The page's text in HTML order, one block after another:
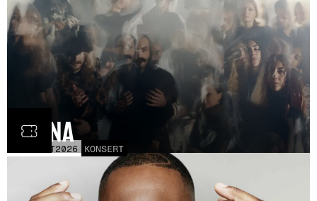
OCT2026 KONSERT
Fauna